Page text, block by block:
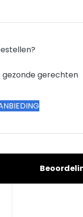
gerechten